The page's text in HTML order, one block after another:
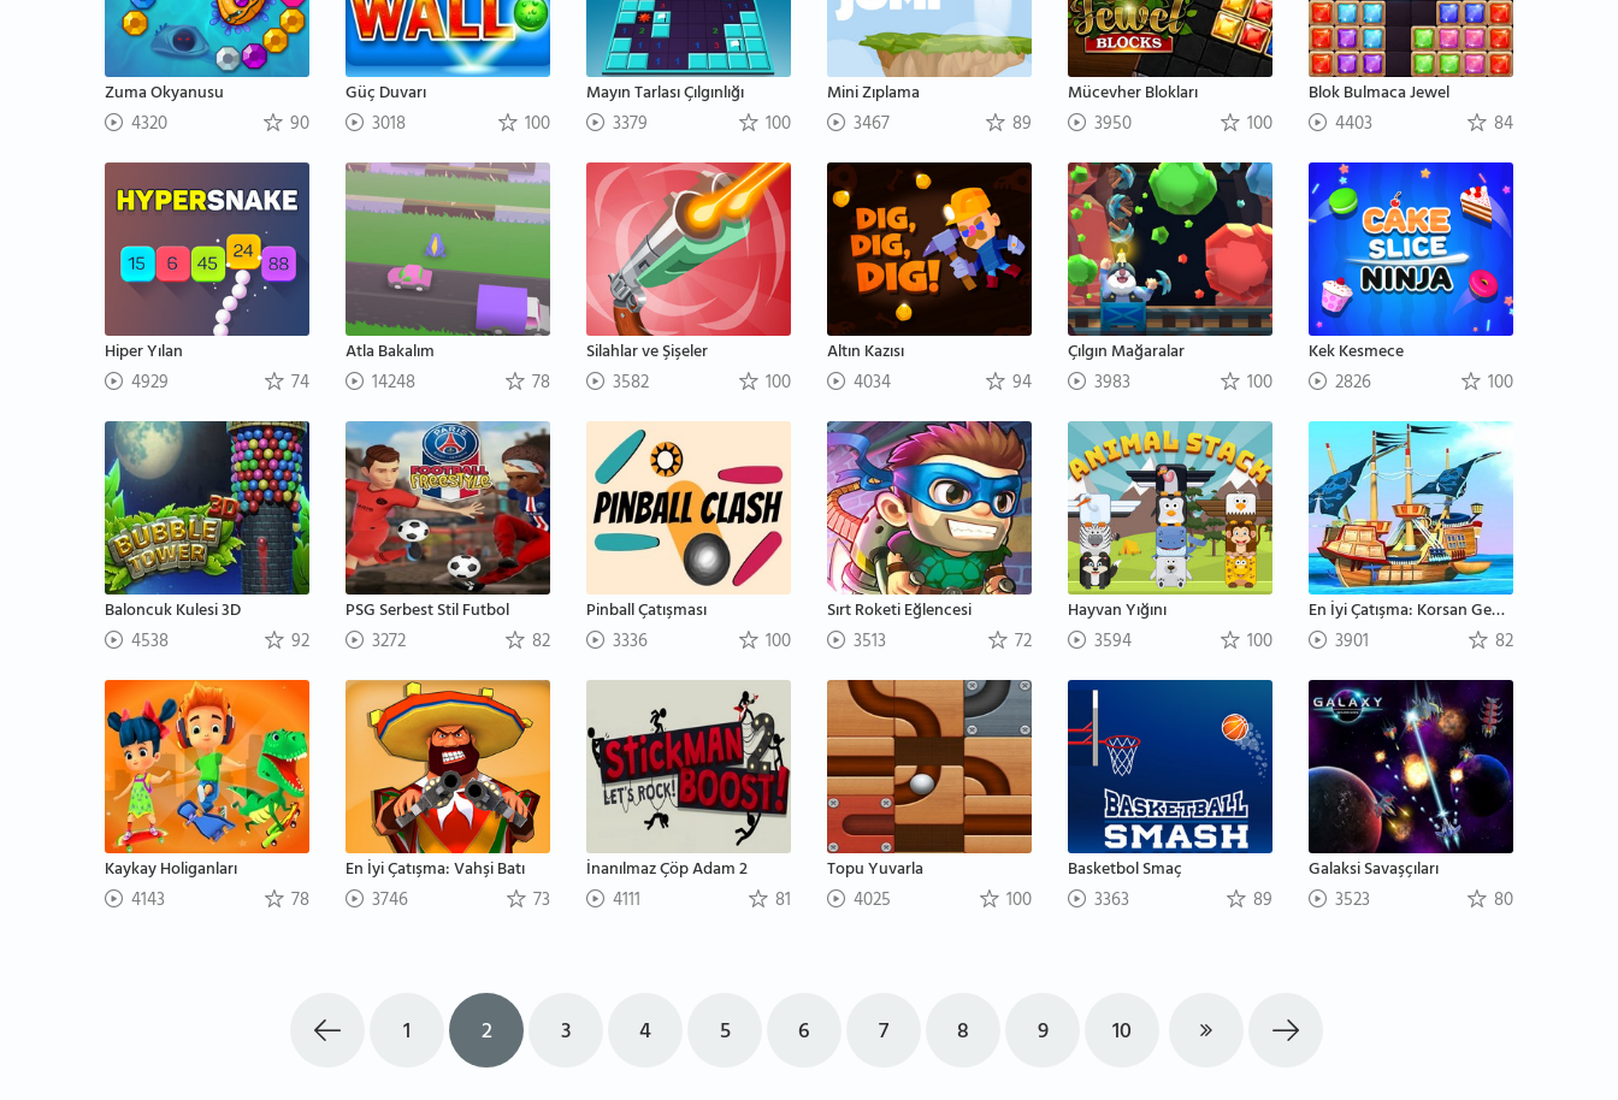
Zuma Okyanusu
4320 90
Güç Duvarı
3018 100
Mayın Tarlası Çılgınlığı
3379 100
Mini Zıplama
3467 89
Mücevher Blokları
3950 100
Blok Bulmaca Jewel
4403 84
Hiper Yılan
4929 74
Atla Bakalım
14248 78
Silahlar ve Şişeler
3582 100
Altın Kazısı
4034 94
Çılgın Mağaralar
3983 100
Kek Kesmece
2826 100
Baloncuk Kulesi 3D
4538 92
PSG Serbest Stil Futbol
3272 82
Pinball Çatışması
3336 100
Sırt Roketi Eğlencesi
3513 72
Hayvan Yığını
3594 100
En İyi Çatışma: Korsan Gemisi
3901 82
Kaykay Holiganları
4143 78
En İyi Çatışma: Vahşi Batı
3746 73
İnanılmaz Çöp Adam 2
4111 81
Topu Yuvarla
4025 100
Basketbol Smaç
3363 89
Galaksi Savaşçıları
3523 80
1 2 3 4 5 6 7 8 9 10